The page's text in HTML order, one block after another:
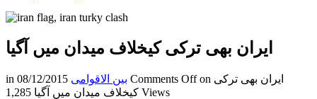
ایران بھی ترکی کیخلاف میدان میں آگیا
in بین الاقوامی 08/12/2015 Comments Offon ایران بھی ترکی
کیخلاف میدان میں آگیا 1,285 Views